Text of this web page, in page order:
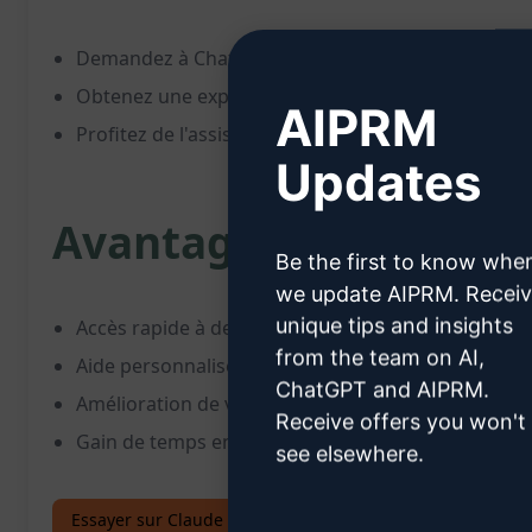
Demandez à ChatGPT d'expliquer ou de résoudre
Obtenez une explication détaillée du problème
Profitez de l'assistance instantanée pour
Avantages :
Accès rapide à des explications claires et
Aide personnalisée pour résoudre les défis
Amélioration de vos compétences en résolution
Gain de temps en recevant une aide
Essayer sur Claude
AIPRM
Updates
Be the first to know
we update AIPRM.
unique tips and insights
from the team on AI,
ChatGPT and AIPRM.
Receive offers you won't
see elsewhere.